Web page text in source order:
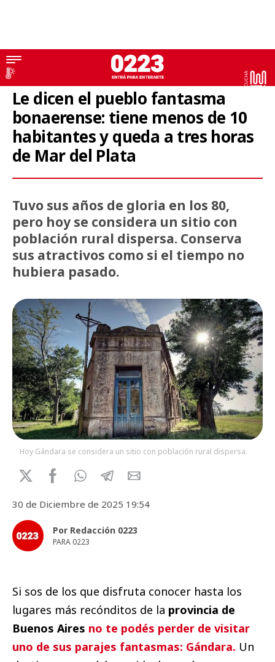
Escapadas
Le dicen el pueblo fantasma
bonaerense: tiene menos de 10
habitantes y queda a tres horas
de Mar del Plata
Tuvo sus años de gloria en los 80,
pero hoy se considera un sitio con
población rural dispersa. Conserva
sus atractivos como si el tiempo no
hubiera pasado.
Hoy Gándara se considera un sitio con población rural dispersa.
30 de Diciembre de 2025 19:54
Por Redacción 0223
PARA 0223
Si sos de los que disfruta conocer hasta los
lugares más recónditos de la provincia de
Buenos Aires no te podés perder de visitar
uno de sus parajes fantasmas: Gándara. Un